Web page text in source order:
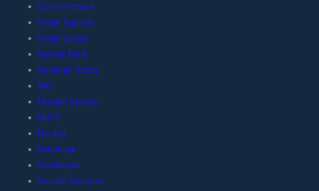
Commerzbank
Crédit Agricole
Crédit Suisse
Danske Bank
Goldman Sachs
ING
Morgan Stanley
MUFG
Nordea
Rabobank
Scotiabank
Société Générale